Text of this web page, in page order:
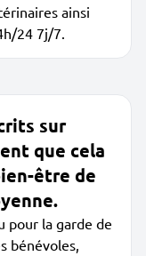
ainsi
24 7j/7.
sur
que cela
être de
pour la garde de
bénévoles,